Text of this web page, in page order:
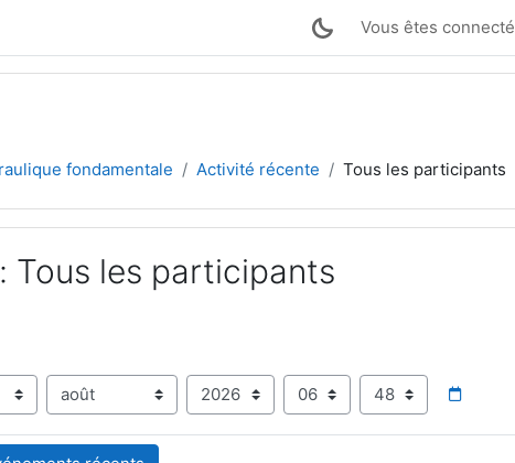
Vous êtes
fondamentale Activité récente Tous les participants
Tous les participants
Jour Mois Année Heure Minute